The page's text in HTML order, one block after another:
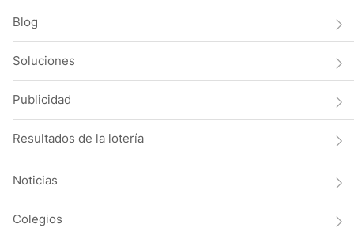
Blog
Soluciones
Publicidad
Resultados de la lotería
Noticias
Colegios